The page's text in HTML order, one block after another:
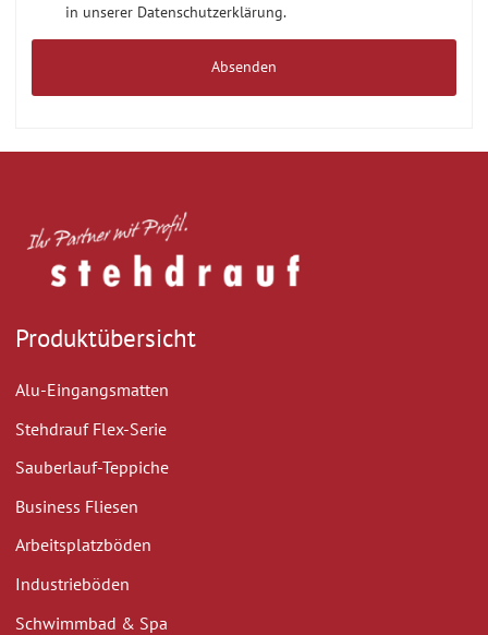
in unserer Datenschutzerklärung.
Produktübersicht
Alu-Eingangsmatten
Stehdrauf Flex-Serie
Sauberlauf-Teppiche
Business Fliesen
Arbeitsplatzböden
Industrieböden
Schwimmbad & Spa